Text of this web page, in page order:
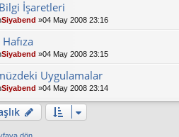
İşaretleri
Siyabend »04 May 2008 23:16
Siyabend »04 May 2008 23:15
Uygulamalar
Siyabend »04 May 2008 23:14